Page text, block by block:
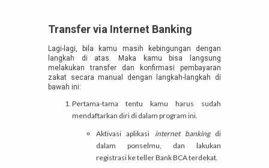
Transfer via Internet Banking
Lagi-lagi, bila kamu masih kebingungan dengan
langkah di atas. Maka kamu bisa langsung
melakukan transfer dan konfirmasi pembayaran
zakat secara manual dengan langkah-langkah di
bawah ini:
Pertama-tama tentu kamu harus sudah
mendaftarkan diri di dalam program ini.
Aktivasi aplikasi internet banking di
dalam ponselmu, dan lakukan
registrasi ke teller Bank BCA terdekat.